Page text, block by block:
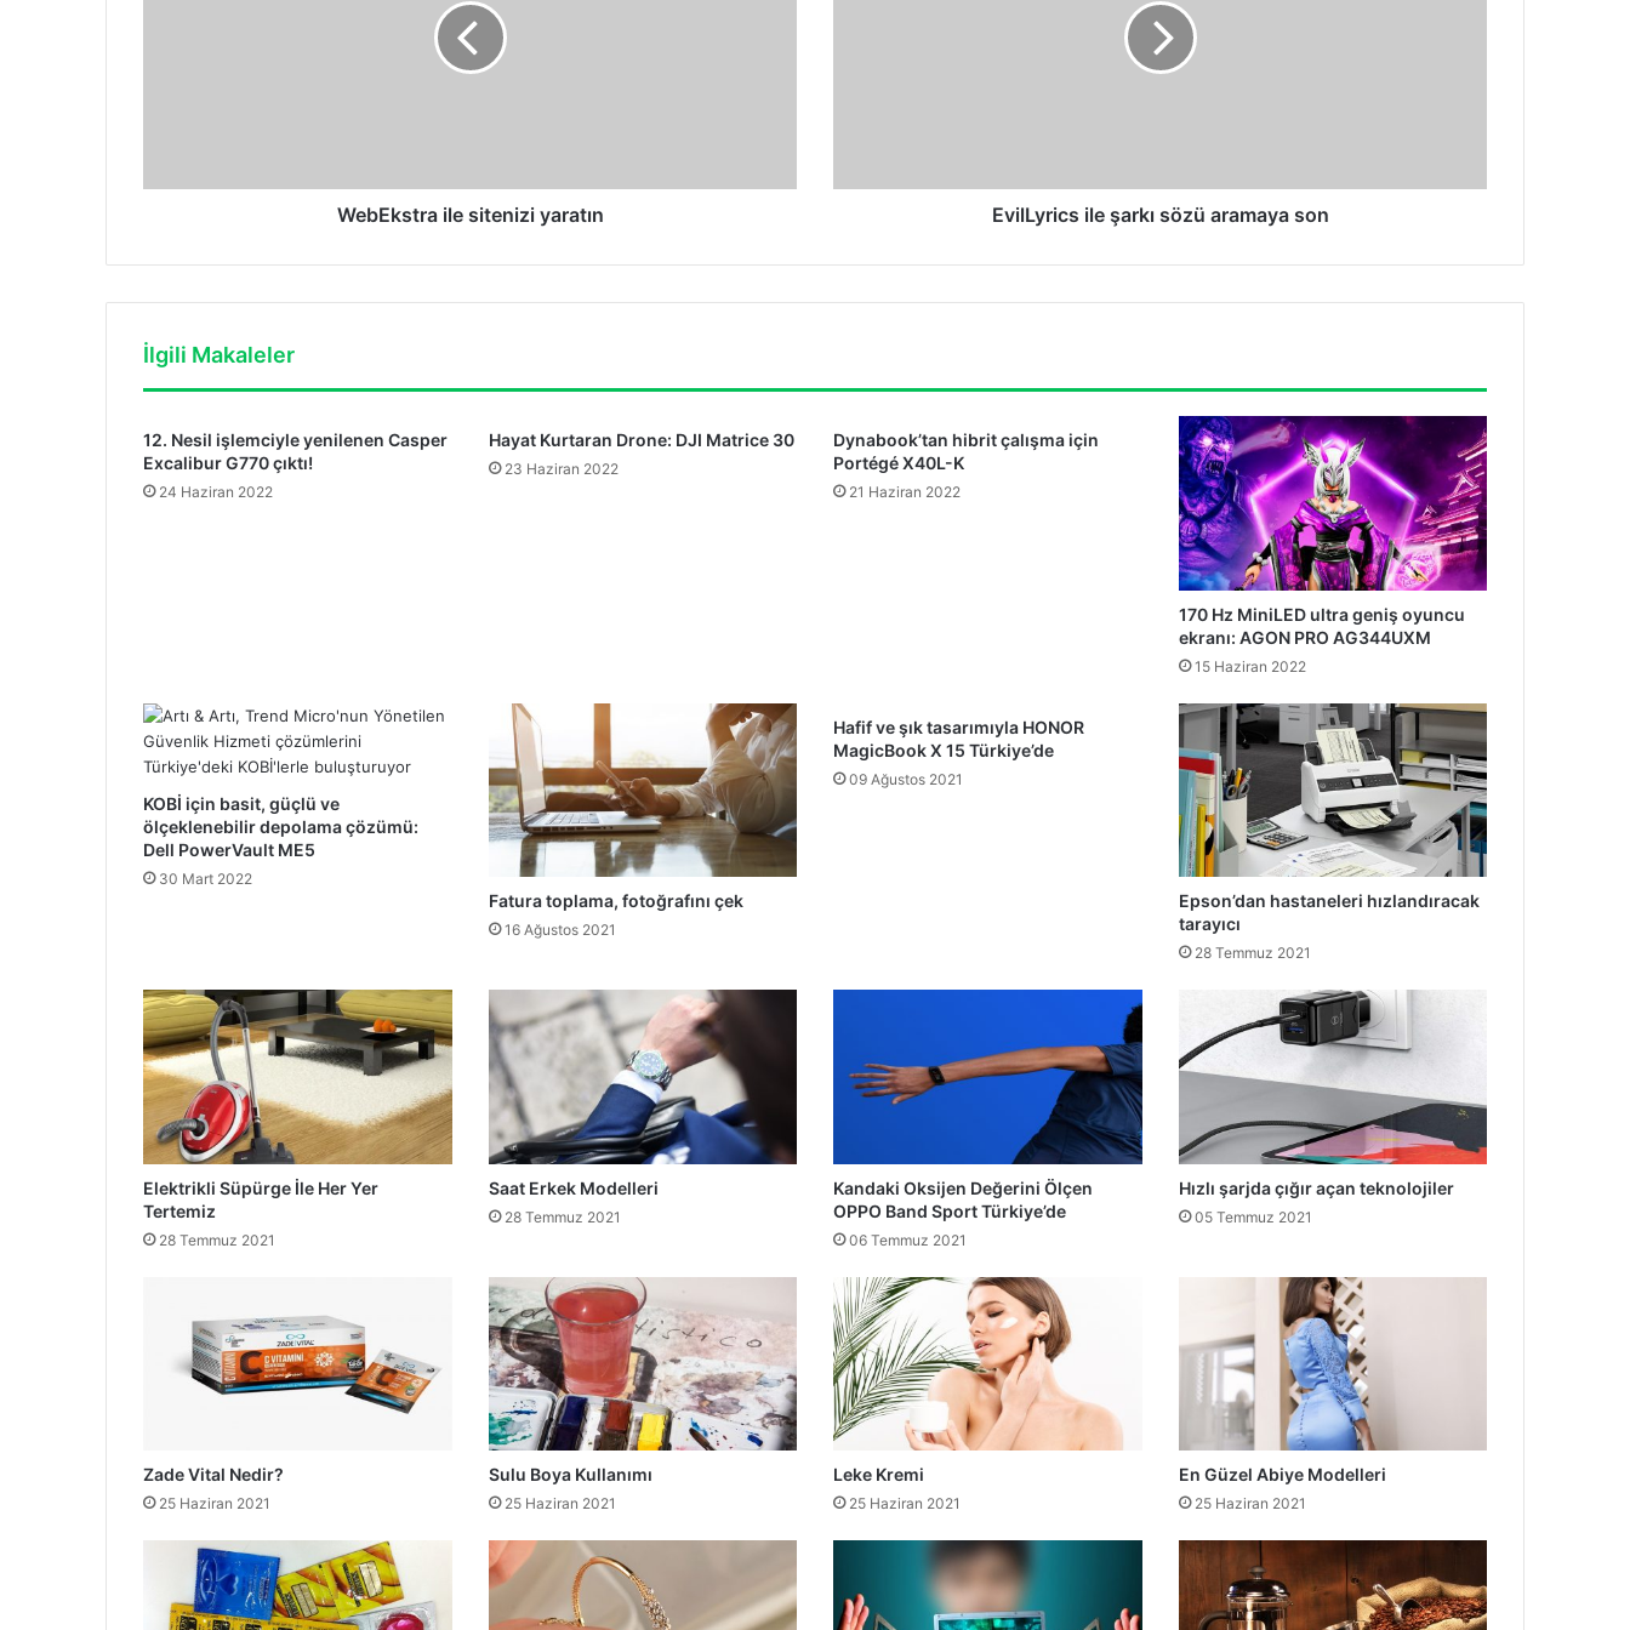
WebEkstra ile sitenizi yaratın EvilLyrics ile şarkı sözü aramaya son
İlgili Makaleler
12. Nesil işlemciyle yenilenen Casper
Excalibur G770 çıktı!
24 Haziran 2022
Hayat Kurtaran Drone: DJI Matrice 30
23 Haziran 2022
Dynabook’tan hibrit çalışma için
Portégé X40L-K
21 Haziran 2022
170 Hz MiniLED ultra geniş oyuncu
ekranı: AGON PRO AG344UXM
15 Haziran 2022
KOBİ için basit, güçlü ve
ölçeklenebilir depolama çözümü:
Dell PowerVault ME5
30 Mart 2022
Fatura toplama, fotoğrafını çek
16 Ağustos 2021
Hafif ve şık tasarımıyla HONOR
MagicBook X 15 Türkiye’de
09 Ağustos 2021
Epson’dan hastaneleri hızlandıracak
tarayıcı
28 Temmuz 2021
Elektrikli Süpürge İle Her Yer
Tertemiz
28 Temmuz 2021
Saat Erkek Modelleri
28 Temmuz 2021
Kandaki Oksijen Değerini Ölçen
OPPO Band Sport Türkiye’de
06 Temmuz 2021
Hızlı şarjda çığır açan teknolojiler
05 Temmuz 2021
Zade Vital Nedir?
25 Haziran 2021
Sulu Boya Kullanımı
25 Haziran 2021
Leke Kremi
25 Haziran 2021
En Güzel Abiye Modelleri
25 Haziran 2021